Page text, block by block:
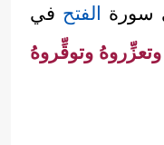
سورة الفتح في
وتعزِّروهُ وتوقِّروهُ